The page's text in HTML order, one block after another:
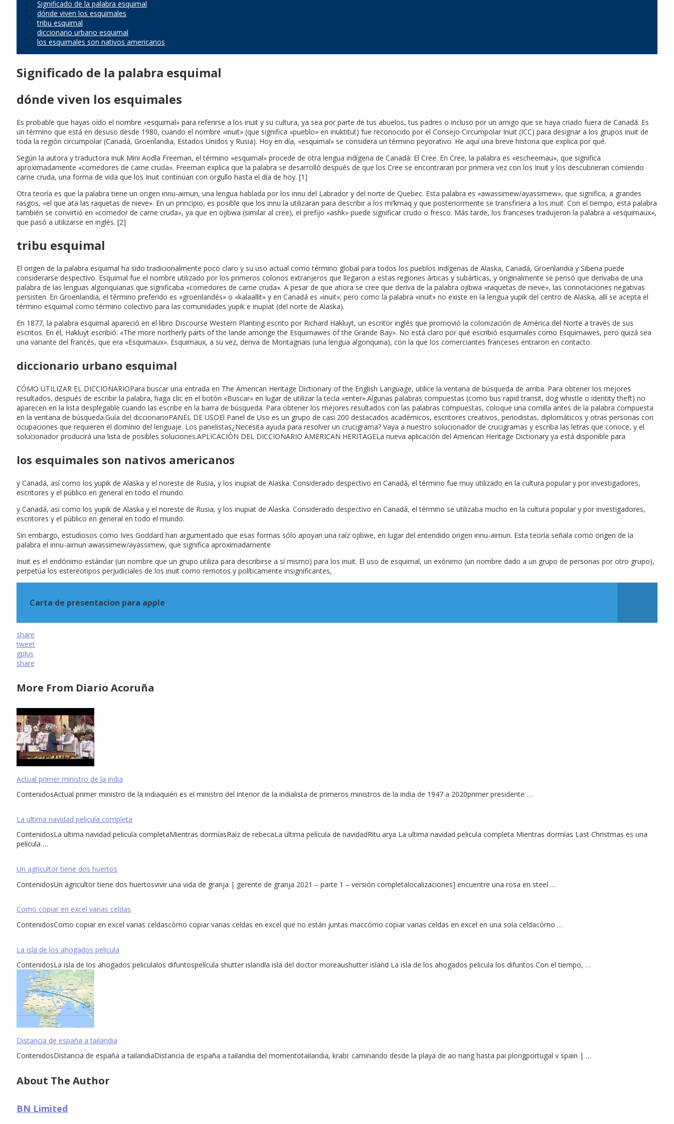
Significado de la palabra esquimal
dónde viven los esquimales
tribu esquimal
diccionario urbano esquimal
los esquimales son nativos americanos
Significado de la palabra esquimal
dónde viven los esquimales
Es probable que hayas oído el nombre «esquimal» para referirse a los inuit y su cultura, ya sea por parte de tus abuelos, tus padres o incluso por un amigo que se haya criado fuera de Canadá. Es
un término que está en desuso desde 1980, cuando el nombre «inuit» (que significa «pueblo» en inuktitut) fue reconocido por el Consejo Circumpolar Inuit (ICC) para designar a los grupos inuit de
toda la región circumpolar (Canadá, Groenlandia, Estados Unidos y Rusia). Hoy en día, «esquimal» se considera un término peyorativo. He aquí una breve historia que explica por qué.
Según la autora y traductora inuk Mini Aodla Freeman, el término «esquimal» procede de otra lengua indígena de Canadá: El Cree. En Cree, la palabra es «escheemau», que significa
aproximadamente «comedores de carne cruda». Freeman explica que la palabra se desarrolló después de que los Cree se encontraran por primera vez con los Inuit y los descubrieran comiendo
carne cruda, una forma de vida que los Inuit continúan con orgullo hasta el día de hoy. [1]
Otra teoría es que la palabra tiene un origen innu-aimun, una lengua hablada por los innu del Labrador y del norte de Quebec. Esta palabra es «awassimew/ayassimew», que significa, a grandes
rasgos, «el que ata las raquetas de nieve». En un principio, es posible que los innu la utilizaran para describir a los mi’kmaq y que posteriormente se transfiriera a los inuit. Con el tiempo, esta palabra
también se convirtió en «comedor de carne cruda», ya que en ojibwa (similar al cree), el prefijo «ashk» puede significar crudo o fresco. Más tarde, los franceses tradujeron la palabra a «esquimaux»,
que pasó a utilizarse en inglés. [2]
tribu esquimal
El origen de la palabra esquimal ha sido tradicionalmente poco claro y su uso actual como término global para todos los pueblos indígenas de Alaska, Canadá, Groenlandia y Siberia puede
considerarse despectivo. Esquimal fue el nombre utilizado por los primeros colonos extranjeros que llegaron a estas regiones árticas y subárticas, y originalmente se pensó que derivaba de una
palabra de las lenguas algonquianas que significaba «comedores de carne cruda». A pesar de que ahora se cree que deriva de la palabra ojibwa «raquetas de nieve», las connotaciones negativas
persisten. En Groenlandia, el término preferido es «groenlandés» o «kalaallit» y en Canadá es «inuit»; pero como la palabra «inuit» no existe en la lengua yupik del centro de Alaska, allí se acepta el
término esquimal como término colectivo para las comunidades yupik e inupiat (del norte de Alaska).
En 1877, la palabra esquimal apareció en el libro Discourse Western Planting escrito por Richard Hakluyt, un escritor inglés que promovió la colonización de América del Norte a través de sus
escritos. En él, Hakluyt escribió: «The more northerly parts of the lande amonge the Esquimawes of the Grande Bay». No está claro por qué escribió esquimales como Esquimawes, pero quizá sea
una variante del francés, que era «Esquimaux». Esquimaux, a su vez, deriva de Montagnais (una lengua algonquina), con la que los comerciantes franceses entraron en contacto.
diccionario urbano esquimal
CÓMO UTILIZAR EL DICCIONARIOPara buscar una entrada en The American Heritage Dictionary of the English Language, utilice la ventana de búsqueda de arriba. Para obtener los mejores
resultados, después de escribir la palabra, haga clic en el botón «Buscar» en lugar de utilizar la tecla «enter».Algunas palabras compuestas (como bus rapid transit, dog whistle o identity theft) no
aparecen en la lista desplegable cuando las escribe en la barra de búsqueda. Para obtener los mejores resultados con las palabras compuestas, coloque una comilla antes de la palabra compuesta
en la ventana de búsqueda.Guía del diccionarioPANEL DE USOEl Panel de Uso es un grupo de casi 200 destacados académicos, escritores creativos, periodistas, diplomáticos y otras personas con
ocupaciones que requieren el dominio del lenguaje. Los panelistas¿Necesita ayuda para resolver un crucigrama? Vaya a nuestro solucionador de crucigramas y escriba las letras que conoce, y el
solucionador producirá una lista de posibles soluciones.APLICACIÓN DEL DICCIONARIO AMERICAN HERITAGELa nueva aplicación del American Heritage Dictionary ya está disponible para
los esquimales son nativos americanos
y Canadá, así como los yupik de Alaska y el noreste de Rusia, y los inupiat de Alaska. Considerado despectivo en Canadá, el término fue muy utilizado en la cultura popular y por investigadores,
escritores y el público en general en todo el mundo.
y Canadá, así como los yupik de Alaska y el noreste de Rusia, y los inupiat de Alaska. Considerado despectivo en Canadá, el término se utilizaba mucho en la cultura popular y por investigadores,
escritores y el público en general en todo el mundo.
Sin embargo, estudiosos como Ives Goddard han argumentado que esas formas sólo apoyan una raíz ojibwe, en lugar del entendido origen innu-aimun. Esta teoría señala como origen de la
palabra el innu-aimun awassimew/ayassimew, que significa aproximadamente
Inuit es el endónimo estándar (un nombre que un grupo utiliza para describirse a sí mismo) para los inuit. El uso de esquimal, un exónimo (un nombre dado a un grupo de personas por otro grupo),
perpetúa los estereotipos perjudiciales de los inuit como remotos y políticamente insignificantes,
Carta de presentacion para apple
share
tweet
gplus
share
More From Diario Acoruña
Actual primer ministro de la india
ContenidosActual primer ministro de la indiaquién es el ministro del interior de la indialista de primeros ministros de la india de 1947 a 2020primer presidente …
La ultima navidad pelicula completa
ContenidosLa ultima navidad pelicula completaMientras dormíasRaíz de rebecaLa última película de navidadRitu arya La ultima navidad pelicula completa Mientras dormías Last Christmas es una
película …
Un agricultor tiene dos huertos
ContenidosUn agricultor tiene dos huertosvivir una vida de granja | gerente de granja 2021 – parte 1 – versión completalocalizaciones] encuentre una rosa en steel …
Como copiar en excel varias celdas
ContenidosComo copiar en excel varias celdascómo copiar varias celdas en excel que no están juntas maccómo copiar varias celdas en excel en una sola celdacómo …
La isla de los ahogados pelicula
ContenidosLa isla de los ahogados peliculalos difuntospelícula shutter islandla isla del doctor moreaushutter island La isla de los ahogados pelicula los difuntos Con el tiempo, …
Distancia de españa a tailandia
ContenidosDistancia de españa a tailandiaDistancia de españa a tailandia del momentotailandia, krabi: caminando desde la playa de ao nang hasta pai plongportugal v spain | …
About The Author
BN Limited